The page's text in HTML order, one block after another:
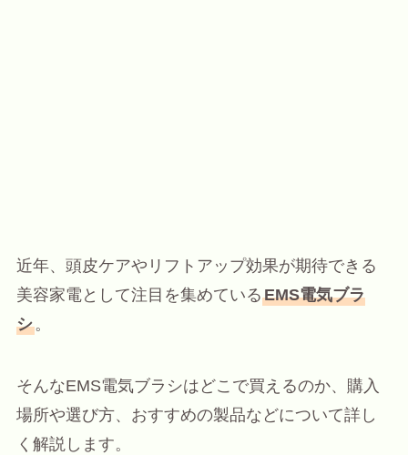
近年、頭皮ケアやリフトアップ効果が期待できる
美容家電として注目を集めているEMS電気ブラ
シ。
そんなEMS電気ブラシはどこで買えるのか、購入
場所や選び方、おすすめの製品などについて詳し
く解説します。